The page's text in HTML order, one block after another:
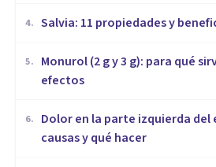
4. Salvia: 11 propiedades y
5.
Monurol (2 g y 3 g): para qué
efectos
6.
Dolor en la parte izquierda
causas y qué hacer